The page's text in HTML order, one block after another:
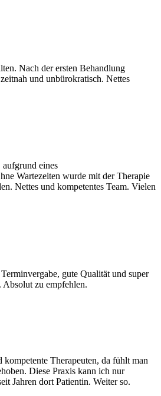
Nach der ersten Behandlung
und unbürokratisch. Nettes
eines
Wartezeiten wurde mit der Therapie
Nettes und kompetentes Team. Vielen
gute Qualität und super
Absolut zu empfehlen.
Therapeuten, da fühlt man
Diese Praxis kann ich nur
Jahren dort Patientin. Weiter so.